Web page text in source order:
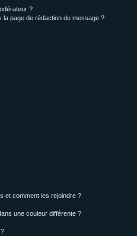
?
la page de rédaction de message ?
et comment les rejoindre ?
une couleur différente ?